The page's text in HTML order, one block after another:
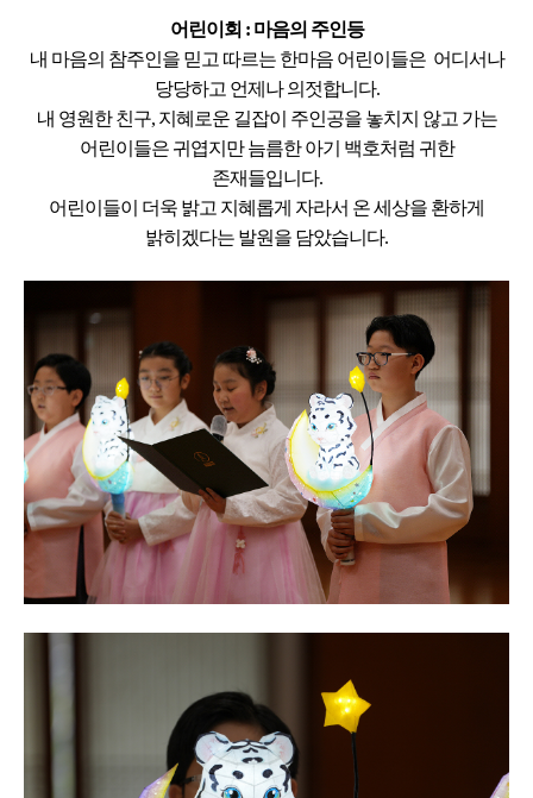
어린이회 : 마음의 주인등
내 마음의 참주인을 믿고 따르는 한마음 어린이들은 어디서나
당당하고 언제나 의젓합니다.
내 영원한 친구, 지혜로운 길잡이 주인공을 놓치지 않고 가는
어린이들은 귀엽지만 늠름한 아기 백호처럼 귀한
존재들입니다.
어린이들이 더욱 밝고 지혜롭게 자라서 온 세상을 환하게
밝히겠다는 발원을 담았습니다.